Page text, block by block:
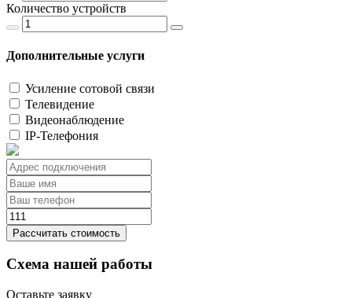
Количество устройств
Дополнительные услуги
Усиление сотовой связи
Телевидение
Видеонаблюдение
IP-Телефония
Рассчитать стоимость
Схема нашей работы
Оставьте заявку